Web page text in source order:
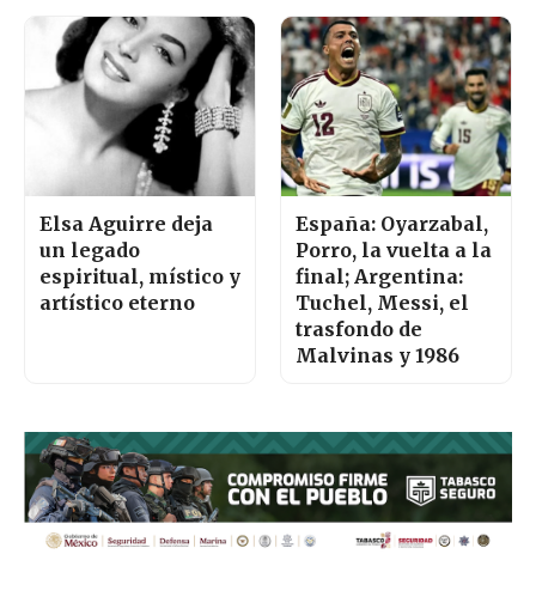
Elsa Aguirre deja
un legado
espiritual, místico y
artístico eterno
España: Oyarzabal,
Porro, la vuelta a la
final; Argentina:
Tuchel, Messi, el
trasfondo de
Malvinas y 1986